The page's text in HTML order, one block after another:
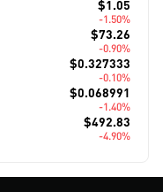
$1.05
-1.50%
$73.26
-0.90%
$0.327333
-0.10%
$0.068991
-1.40%
$492.83
-4.90%